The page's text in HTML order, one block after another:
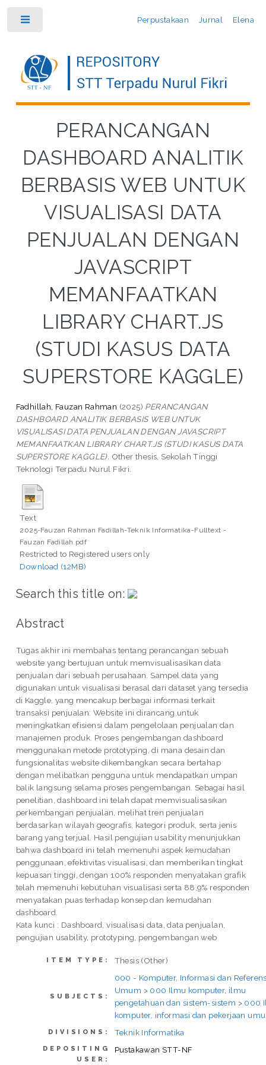
Perpustakaan Jurnal Elena
PERANCANGAN
DASHBOARD ANALITIK
BERBASIS WEB UNTUK
VISUALISASI DATA
PENJUALAN DENGAN
JAVASCRIPT
MEMANFAATKAN
LIBRARY CHART.JS
(STUDI KASUS DATA
SUPERSTORE KAGGLE)
Fadhillah, Fauzan Rahman (2025) PERANCANGAN
DASHBOARD ANALITIK BERBASIS WEB UNTUK
VISUALISASI DATA PENJUALAN DENGAN JAVASCRIPT
MEMANFAATKAN LIBRARY CHART.JS (STUDI KASUS DATA
SUPERSTORE KAGGLE). Other thesis, Sekolah Tinggi
Teknologi Terpadu Nurul Fikri.
Text
2025-Fauzan Rahman Fadillah-Teknik Informatika-Fulltext -
Fauzan Fadillah.pdf
Restricted to Registered users only
Download (12MB)
Search this title on:
Abstract
Tugas akhir ini membahas tentang perancangan sebuah
website yang bertujuan untuk memvisualisasikan data
penjualan dari sebuah perusahaan. Sampel data yang
digunakan untuk visualisasi berasal dari dataset yang tersedia
di Kaggle, yang mencakup berbagai informasi terkait
transaksi penjualan. Website ini dirancang untuk
meningkatkan efisiensi dalam pengelolaan penjualan dan
manajemen produk. Proses pengembangan dashboard
menggunakan metode prototyping, di mana desain dan
fungsionalitas website dikembangkan secara bertahap
dengan melibatkan pengguna untuk mendapatkan umpan
balik langsung selama proses pengembangan. Sebagai hasil
penelitian, dashboard ini telah dapat memvisualisasikan
perkembangan penjualan, melihat tren penjualan
berdasarkan wilayah geografis, kategori produk, serta jenis
barang yang terjual. Hasil pengujian usability menunjukkan
bahwa dashboard ini telah memenuhi aspek kemudahan
penggunaan, efektivitas visualisasi, dan memberikan tingkat
kepuasan tinggi, dengan 100% responden menyatakan grafik
telah memenuhi kebutuhan visualisasi serta 88,9% responden
menyatakan puas terhadap konsep dan kemudahan
dashboard.
Kata kunci : Dashboard, visualisasi data, data penjualan,
pengujian usability, prototyping, pengembangan web
ITEM TYPE: Thesis (Other)
SUBJECTS:
000 - Komputer, Informasi dan
Umum > 000 Ilmu komputer, ilmu
pengetahuan dan sistem-sistem > 000
komputer, informasi dan pekerjaan
DIVISIONS: Teknik Informatika
DEPOSITING
USER:
Pustakawan STT-NF